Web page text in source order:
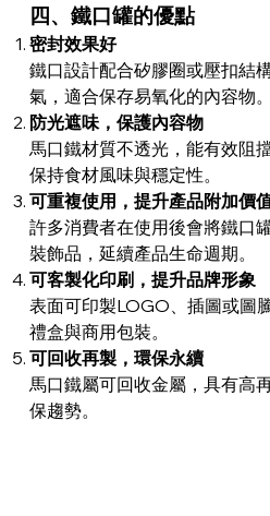
四、鐵口罐的優點
密封效果好
鐵口設計配合矽膠圈或壓扣結
氣，適合保存易氧化的內容物。
防光遮味，保護內容物
馬口鐵材質不透光，能有效阻
保持食材風味與穩定性。
可重複使用，提升產品附加價
許多消費者在使用後會將鐵口
裝飾品，延續產品生命週期。
可客製化印刷，提升品牌形象
表面可印製LOGO、插圖或圖
禮盒與商用包裝。
可回收再製，環保永續
馬口鐵屬可回收金屬，具有高
保趨勢。